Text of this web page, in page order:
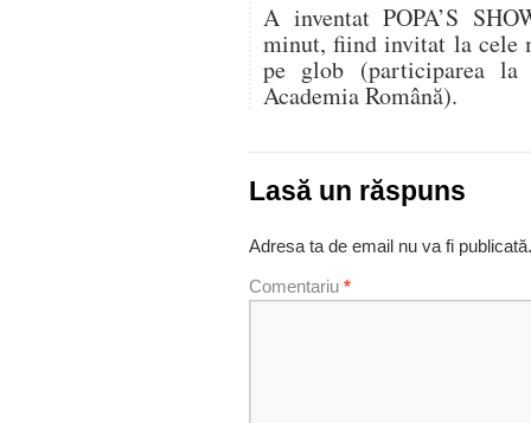
A inventat POPA’S
minut, fiind invitat la cele
pe glob (participarea la
Academia Română).
Lasă un răspuns
Adresa ta de email nu va fi publicată.
Comentariu *